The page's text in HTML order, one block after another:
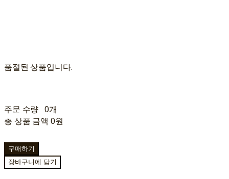
품절된 상품입니다.
주문 수량 0개
총 상품 금액 0원
구매하기
장바구니에 담기